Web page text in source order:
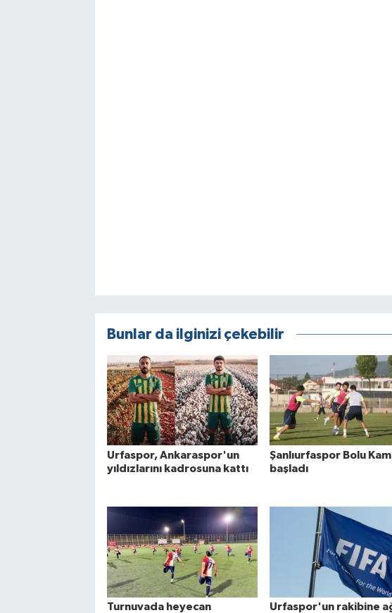
Bunlar da ilginizi çekebilir
Urfaspor, Ankaraspor'un
yıldızlarını kadrosuna kattı
Şanlıurfaspor Bolu
başladı
Turnuvada heyecan
Urfaspor'un rakibine